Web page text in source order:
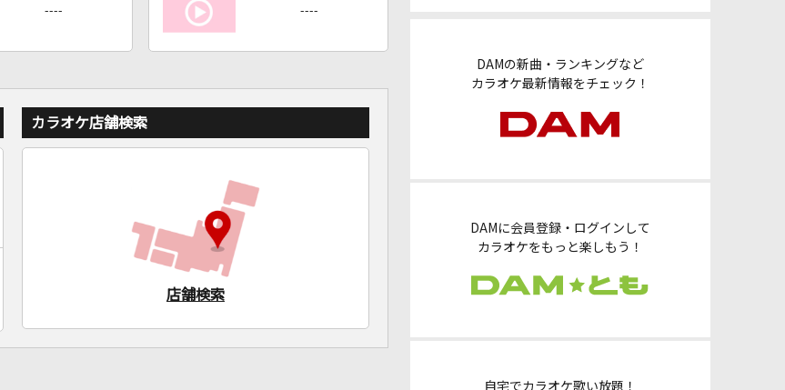
DAMの新曲・ランキングなど
カラオケ最新情報をチェック！
DAMに会員登録・ログインして
カラオケをもっと楽しもう！
自宅でカラオケ歌い放題！
---- ----
カラオケ店舗検索
店舗検索